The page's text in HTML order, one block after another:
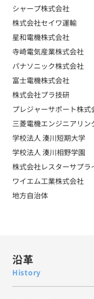
シャープ株式会社
株式会社セイワ運輸
星和電機株式会社
寺崎電気産業株式会社
パナソニック株式会社
富士電機株式会社
株式会社プラ技研
プレジャーサポート株式
三菱電機エンジニアリン
学校法人 湊川短期大学
学校法人 湊川相野学園
株式会社レスターサプ
ワイエム工業株式会社
地方自治体
沿革
History